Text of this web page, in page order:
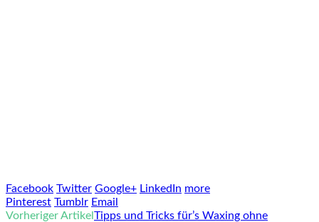
Facebook Twitter Google+ LinkedIn more
Pinterest Tumblr Email
Vorheriger Artikel Tipps und Tricks für’s Waxing ohne